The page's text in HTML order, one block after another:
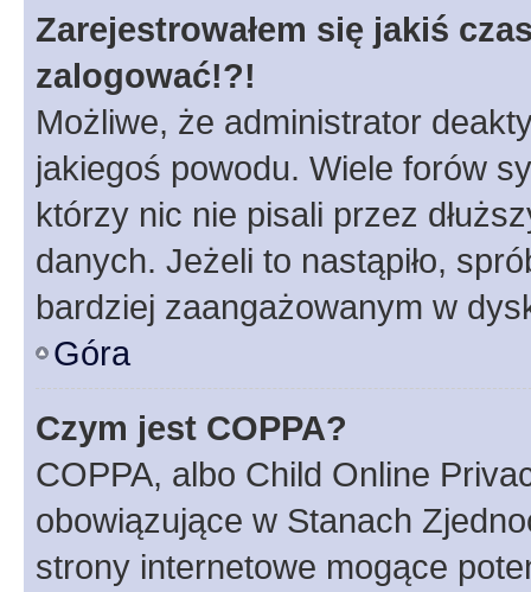
Zarejestrowałem się jakiś
zalogować!?!
Możliwe, że administrator
jakiegoś powodu. Wiele forów
którzy nic nie pisali przez
danych. Jeżeli to nastąpiło,
bardziej zaangażowanym w
Góra
Czym jest COPPA?
COPPA, albo Child Online
obowiązujące w Stanach
strony internetowe mogące